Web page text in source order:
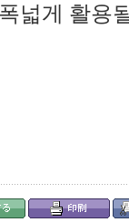
넓게 활용